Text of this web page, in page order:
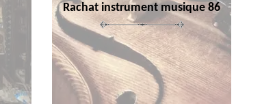
Rachat instrument musique 86